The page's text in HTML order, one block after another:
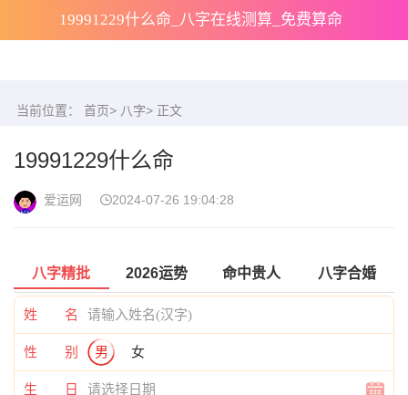
19991229什么命_八字在线测算_免费算命
当前位置： 首页> 八字> 正文
19991229什么命
爱运网 2024-07-26 19:04:28
八字精批 2026运势 命中贵人 八字合婚
姓 名
性 别 男 女
生 日